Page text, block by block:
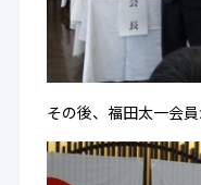
その後、福田太一会